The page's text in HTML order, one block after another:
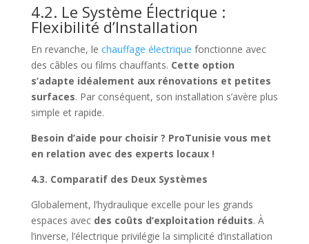
4.2. Le Système Électrique :
Flexibilité d’Installation
En revanche, le chauffage électrique fonctionne avec
des câbles ou films chauffants. Cette option
s’adapte idéalement aux rénovations et petites
surfaces. Par conséquent, son installation s’avère plus
simple et rapide.
Besoin d’aide pour choisir ? ProTunisie vous met
en relation avec des experts locaux !
4.3. Comparatif des Deux Systèmes
Globalement, l’hydraulique excelle pour les grands
espaces avec des coûts d’exploitation réduits. À
l’inverse, l’électrique privilégie la simplicité d’installation